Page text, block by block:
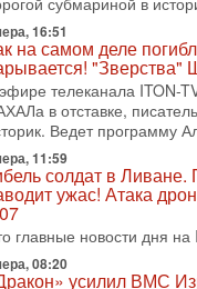
2026, 17:50
голос»
русскоязычных
политический
взлет партии
2026, 17:00
закрытых дверей:
Трамп и
визит премьер-
в США и его
больше вопросов,
16:51
на самом деле
телеканала ITON-
в отставке,
Ведет программу
11:59
солдат в
ужас! Атака
главные новости дня на
08:20
усилил ВМС